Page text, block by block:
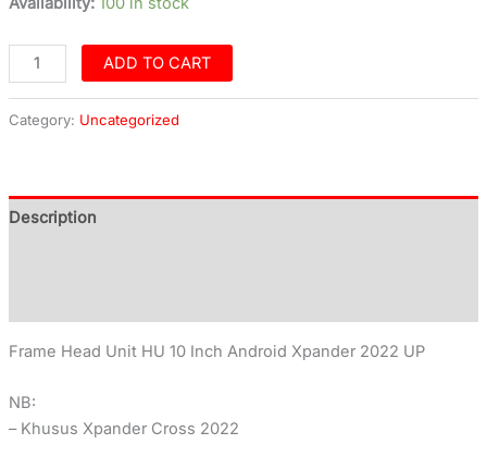
ADD TO CART
Category: Uncategorized
Description
Frame Head Unit HU 10 Inch Android Xpander 2022 UP
NB:
– Khusus Xpander Cross 2022